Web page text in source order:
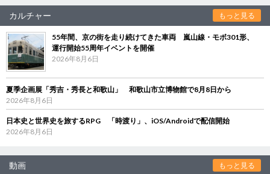
カルチャー もっと見る
55年間、京の街を走り続けてきた車両 嵐山線・モボ301形、
運行開始55周年イベントを開催
2026年8月6日
夏季企画展「秀吉・秀長と和歌山」 和歌山市立博物館で8月8日から
2026年8月6日
日本史と世界史を旅するRPG 「時渡り」、iOS/Androidで配信開始
2026年8月6日
動画 もっと見る